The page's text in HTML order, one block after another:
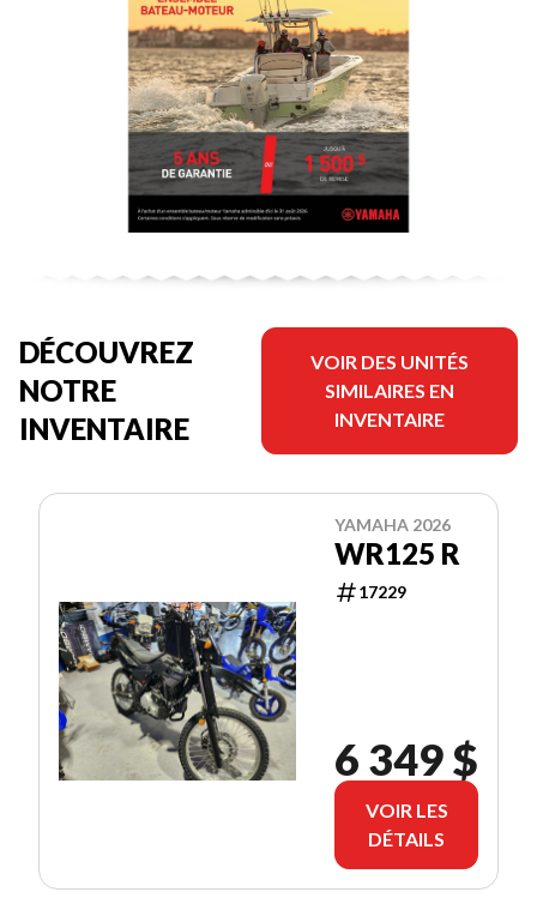
DÉCOUVREZ
NOTRE
INVENTAIRE
VOIR DES UNITÉS
SIMILAIRES EN
INVENTAIRE
YAMAHA 2026
WR125 R
17229
6 349 $
VOIR LES
DÉTAILS